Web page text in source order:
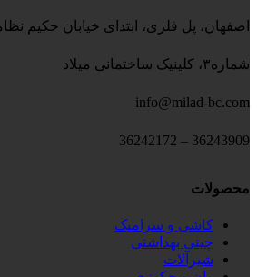
اصفهان، پل فلزی، ابتدای خیابان حکیم
شماره۳، کلینیک ساختمانی میلاد
info@milad-bc.com
36243909 – 36242172
محصولات
کاشی و سرامیک
چینی بهداشتی
شیرآلات